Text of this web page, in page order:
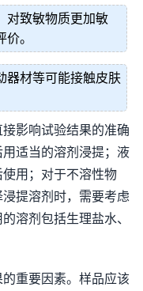
对致敏物质更加敏
。
器材等可能接触皮肤
影响试验结果的准确
适当的溶剂浸提；液
用；对于不溶性物
提溶剂时，需要考虑
溶剂包括生理盐水、
重要因素。样品应该